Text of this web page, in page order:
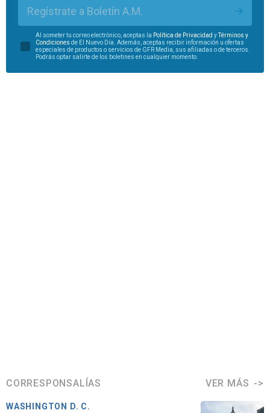
Regístrate a Boletín A.M.
Al someter tu correo electrónico, aceptas la Política de Privacidad yTérminos y
Condiciones de El Nuevo Día. Además, aceptas recibir información u ofertas
especiales de productos o servicios de GFR Media, sus afiliadas o de terceros.
Podrás optar salirte de los boletines en cualquier momento.
CORRESPONSALÍAS VER MÁS
WASHINGTON D. C.